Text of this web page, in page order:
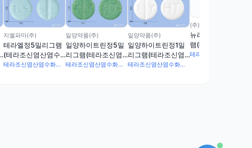
지엘파마(주)
테라엘정5밀리그램
(테라조신염산염수
화물)
테라조신염산염수화물 5.935mg
일양약품(주)
일양하이트린정5밀
리그램(테라조신염
산염수화물)
테라조신염산염수화물 5.935mg
일양약품(주)
일양하이트린정1밀
리그램(테라조신염
산염수화물)
테라조신염산염수화물 1.187mg
(주)다산제약
뉴라조신정5밀리그
램(테라조신염산염
수화물)